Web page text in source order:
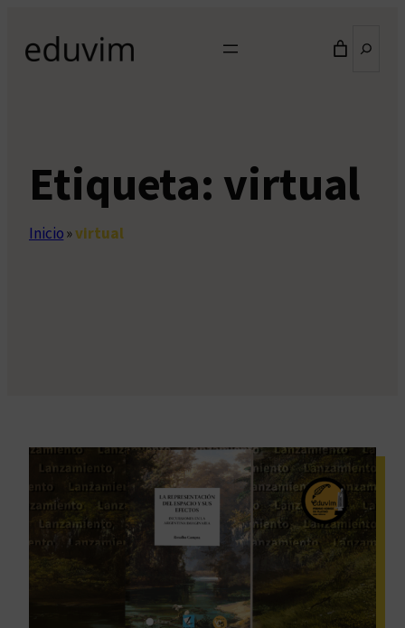
contenido
Etiqueta: virtual
Inicio»virtual